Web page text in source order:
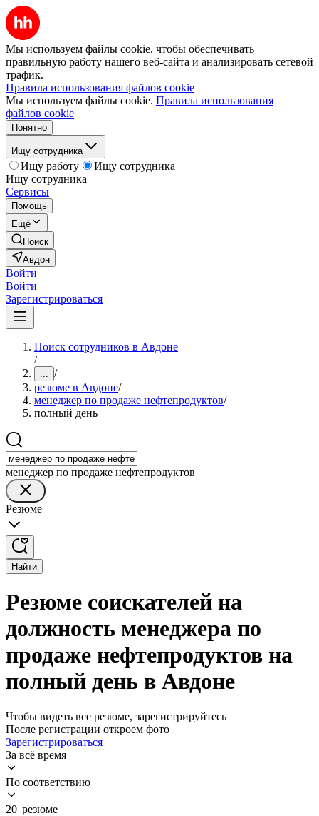
Мы используем файлы cookie, чтобы обеспечивать
правильную работу нашего веб-сайта и анализировать сетевой
трафик.
Правила использования файлов cookie
Мы используем файлы cookie. Правила использования
файлов cookie
Понятно
Ищу сотрудника
Ищу работу
Ищу сотрудника
Ищу сотрудника
Сервисы
Помощь
Ещё
Поиск
Авдон
Войти
Войти
Зарегистрироваться
Поиск сотрудников в Авдоне
/
... /
резюме в Авдоне/
менеджер по продаже нефтепродуктов/
полный день
менеджер по продаже нефтепродуктов
Резюме
Найти
Резюме соискателей на
должность менеджера по
продаже нефтепродуктов на
полный день в Авдоне
Чтобы видеть все резюме, зарегистрируйтесь
После регистрации откроем фото
Зарегистрироваться
За всё время
По соответствию
20 резюме